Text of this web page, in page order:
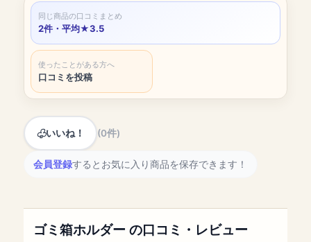
同じ商品の口コミまとめ
2件・平均★3.5
使ったことがある方へ
口コミを投稿
いいね！ (0件)
会員登録するとお気に入り商品を保存できます！
ゴミ箱ホルダー の口コミ・レビュー